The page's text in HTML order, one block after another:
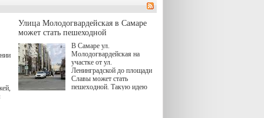
для современного и умного
человека.
Улица Молодогвардейская в Самаре
может стать пешеходной
В Самаре ул.
Молодогвардейская на
участке от ул.
Ленинградской до площади
Славы может стать
пешеходной. Такую идею